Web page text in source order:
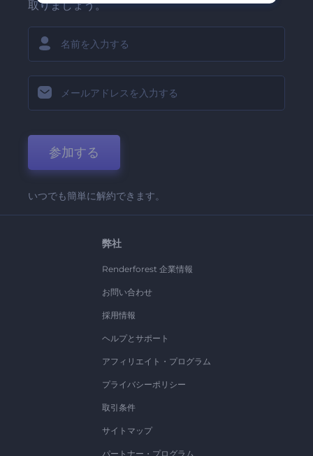
取りましょう。
参加する
いつでも簡単に解約できます。
弊社
Renderforest 企業情報
お問い合わせ
採用情報
ヘルプとサポート
アフィリエイト・プログラム
プライバシーポリシー
取引条件
サイトマップ
パートナー・プログラム